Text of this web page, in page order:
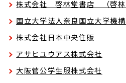
株式会社 啓林堂書店 （啓林
国立大学法人奈良国立大学機
株式会社日本中央住販
アサヒユウアス株式会社
大阪菅公学生服株式会社